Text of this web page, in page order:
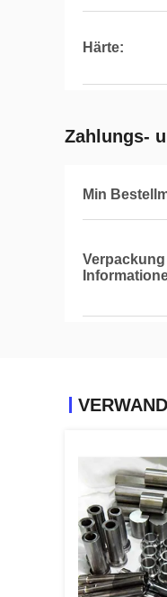
Härte:
Zahlungs-
Min
Verpackung